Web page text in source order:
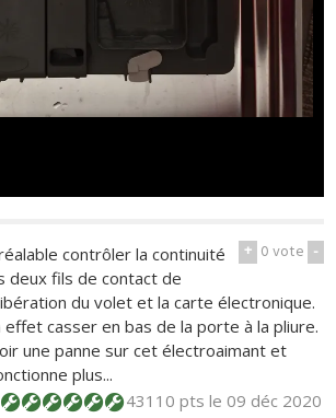
+ 0vote -
contrôler la continuité
deux fils de contact de
du volet et la carte électronique.
casser en bas de la porte à la pliure.
une panne sur cet électroaimant et
plus...
43110 ptsle 09 déc 2020